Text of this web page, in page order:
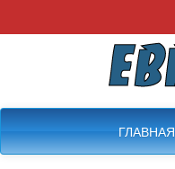
ГЛАВНАЯ